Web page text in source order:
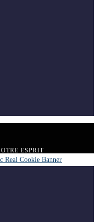
ESPRIT
Real Cookie Banner